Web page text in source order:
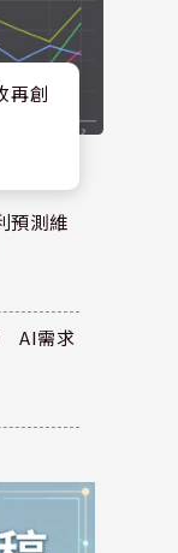
再創
預測維
AI需求